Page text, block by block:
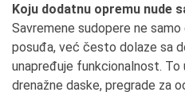
Koju dodatnu opremu nude
Savremene sudopere ne
posuđa, već često dolaze sa
unapređuje funkcionalnost. To
drenažne daske, pregrade za